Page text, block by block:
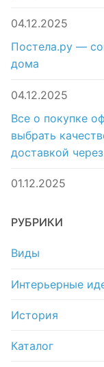
04.12.2025
Постела.ру —
дома
04.12.2025
Все о покупке
выбрать
доставкой
01.12.2025
РУБРИКИ
Виды
Интерьерные
История
Каталог